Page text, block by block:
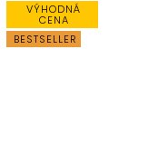
VÝHODNÁ
CENA
BESTSELLER